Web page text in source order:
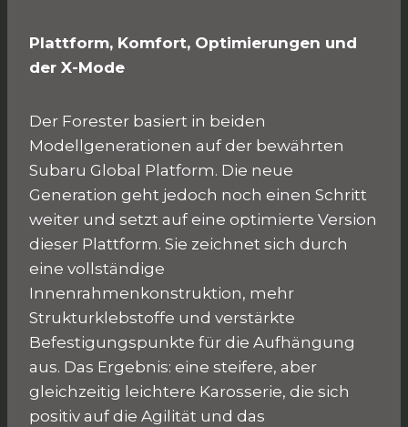
Plattform, Komfort, Optimierungen und
der X-Mode
Der Forester basiert in beiden
Modellgenerationen auf der bewährten
Subaru Global Platform. Die neue
Generation geht jedoch noch einen Schritt
weiter und setzt auf eine optimierte Version
dieser Plattform. Sie zeichnet sich durch
eine vollständige
Innenrahmenkonstruktion, mehr
Strukturklebstoffe und verstärkte
Befestigungspunkte für die Aufhängung
aus. Das Ergebnis: eine steifere, aber
gleichzeitig leichtere Karosserie, die sich
positiv auf die Agilität und das